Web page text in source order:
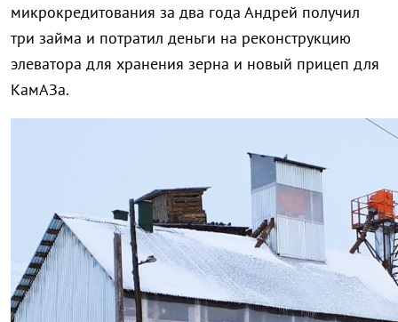
микрокредитования за два года Андрей получил
три займа и потратил деньги на реконструкцию
элеватора для хранения зерна и новый прицеп для
КамАЗа.